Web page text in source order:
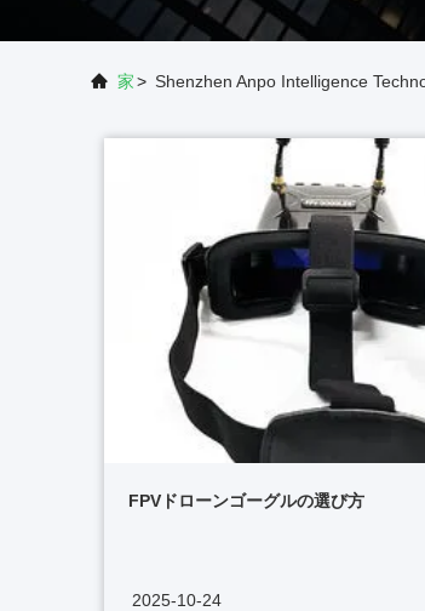
家> Shenzhen Anpo Intelligence
FPVドローンゴーグルの選び方
2025-10-24